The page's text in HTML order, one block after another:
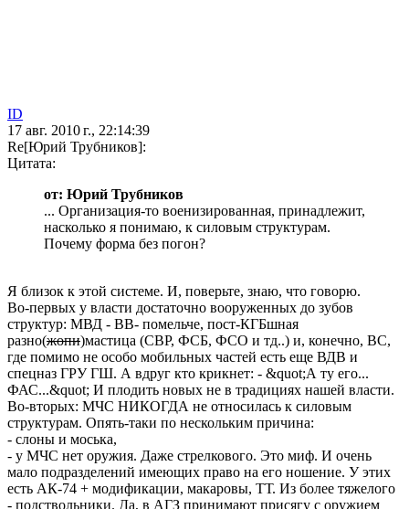
ID
17 авг. 2010 г., 22:14:39
Re[Юрий Трубников]:
Цитата:
от: Юрий Трубников
... Организация-то военизированная, принадлежит,
насколько я понимаю, к силовым структурам.
Почему форма без погон?
Я близок к этой системе. И, поверьте, знаю, что говорю.
Во-первых у власти достаточно вооруженных до зубов
структур: МВД - ВВ- помельче, пост-КГБшная
разно(жопи)мастица (СВР, ФСБ, ФСО и тд..) и, конечно, ВС,
где помимо не особо мобильных частей есть еще ВДВ и
спецназ ГРУ ГШ. А вдруг кто крикнет: - &quot;А ту его...
ФАС...&quot; И плодить новых не в традициях нашей власти.
Во-вторых: МЧС НИКОГДА не относилась к силовым
структурам. Опять-таки по нескольким причина:
- слоны и моська,
- у МЧС нет оружия. Даже стрелкового. Это миф. И очень
мало подразделений имеющих право на его ношение. У этих
есть АК-74 + модификации, макаровы, ТТ. Из более тяжелого
- подствольники. Да, в АГЗ принимают присягу с оружием